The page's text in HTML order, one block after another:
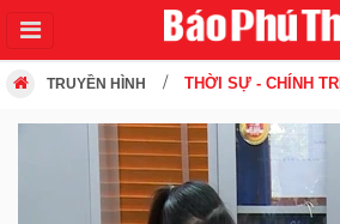
TRUYỀN HÌNH THỜI SỰ - CHÍNH TRỊ